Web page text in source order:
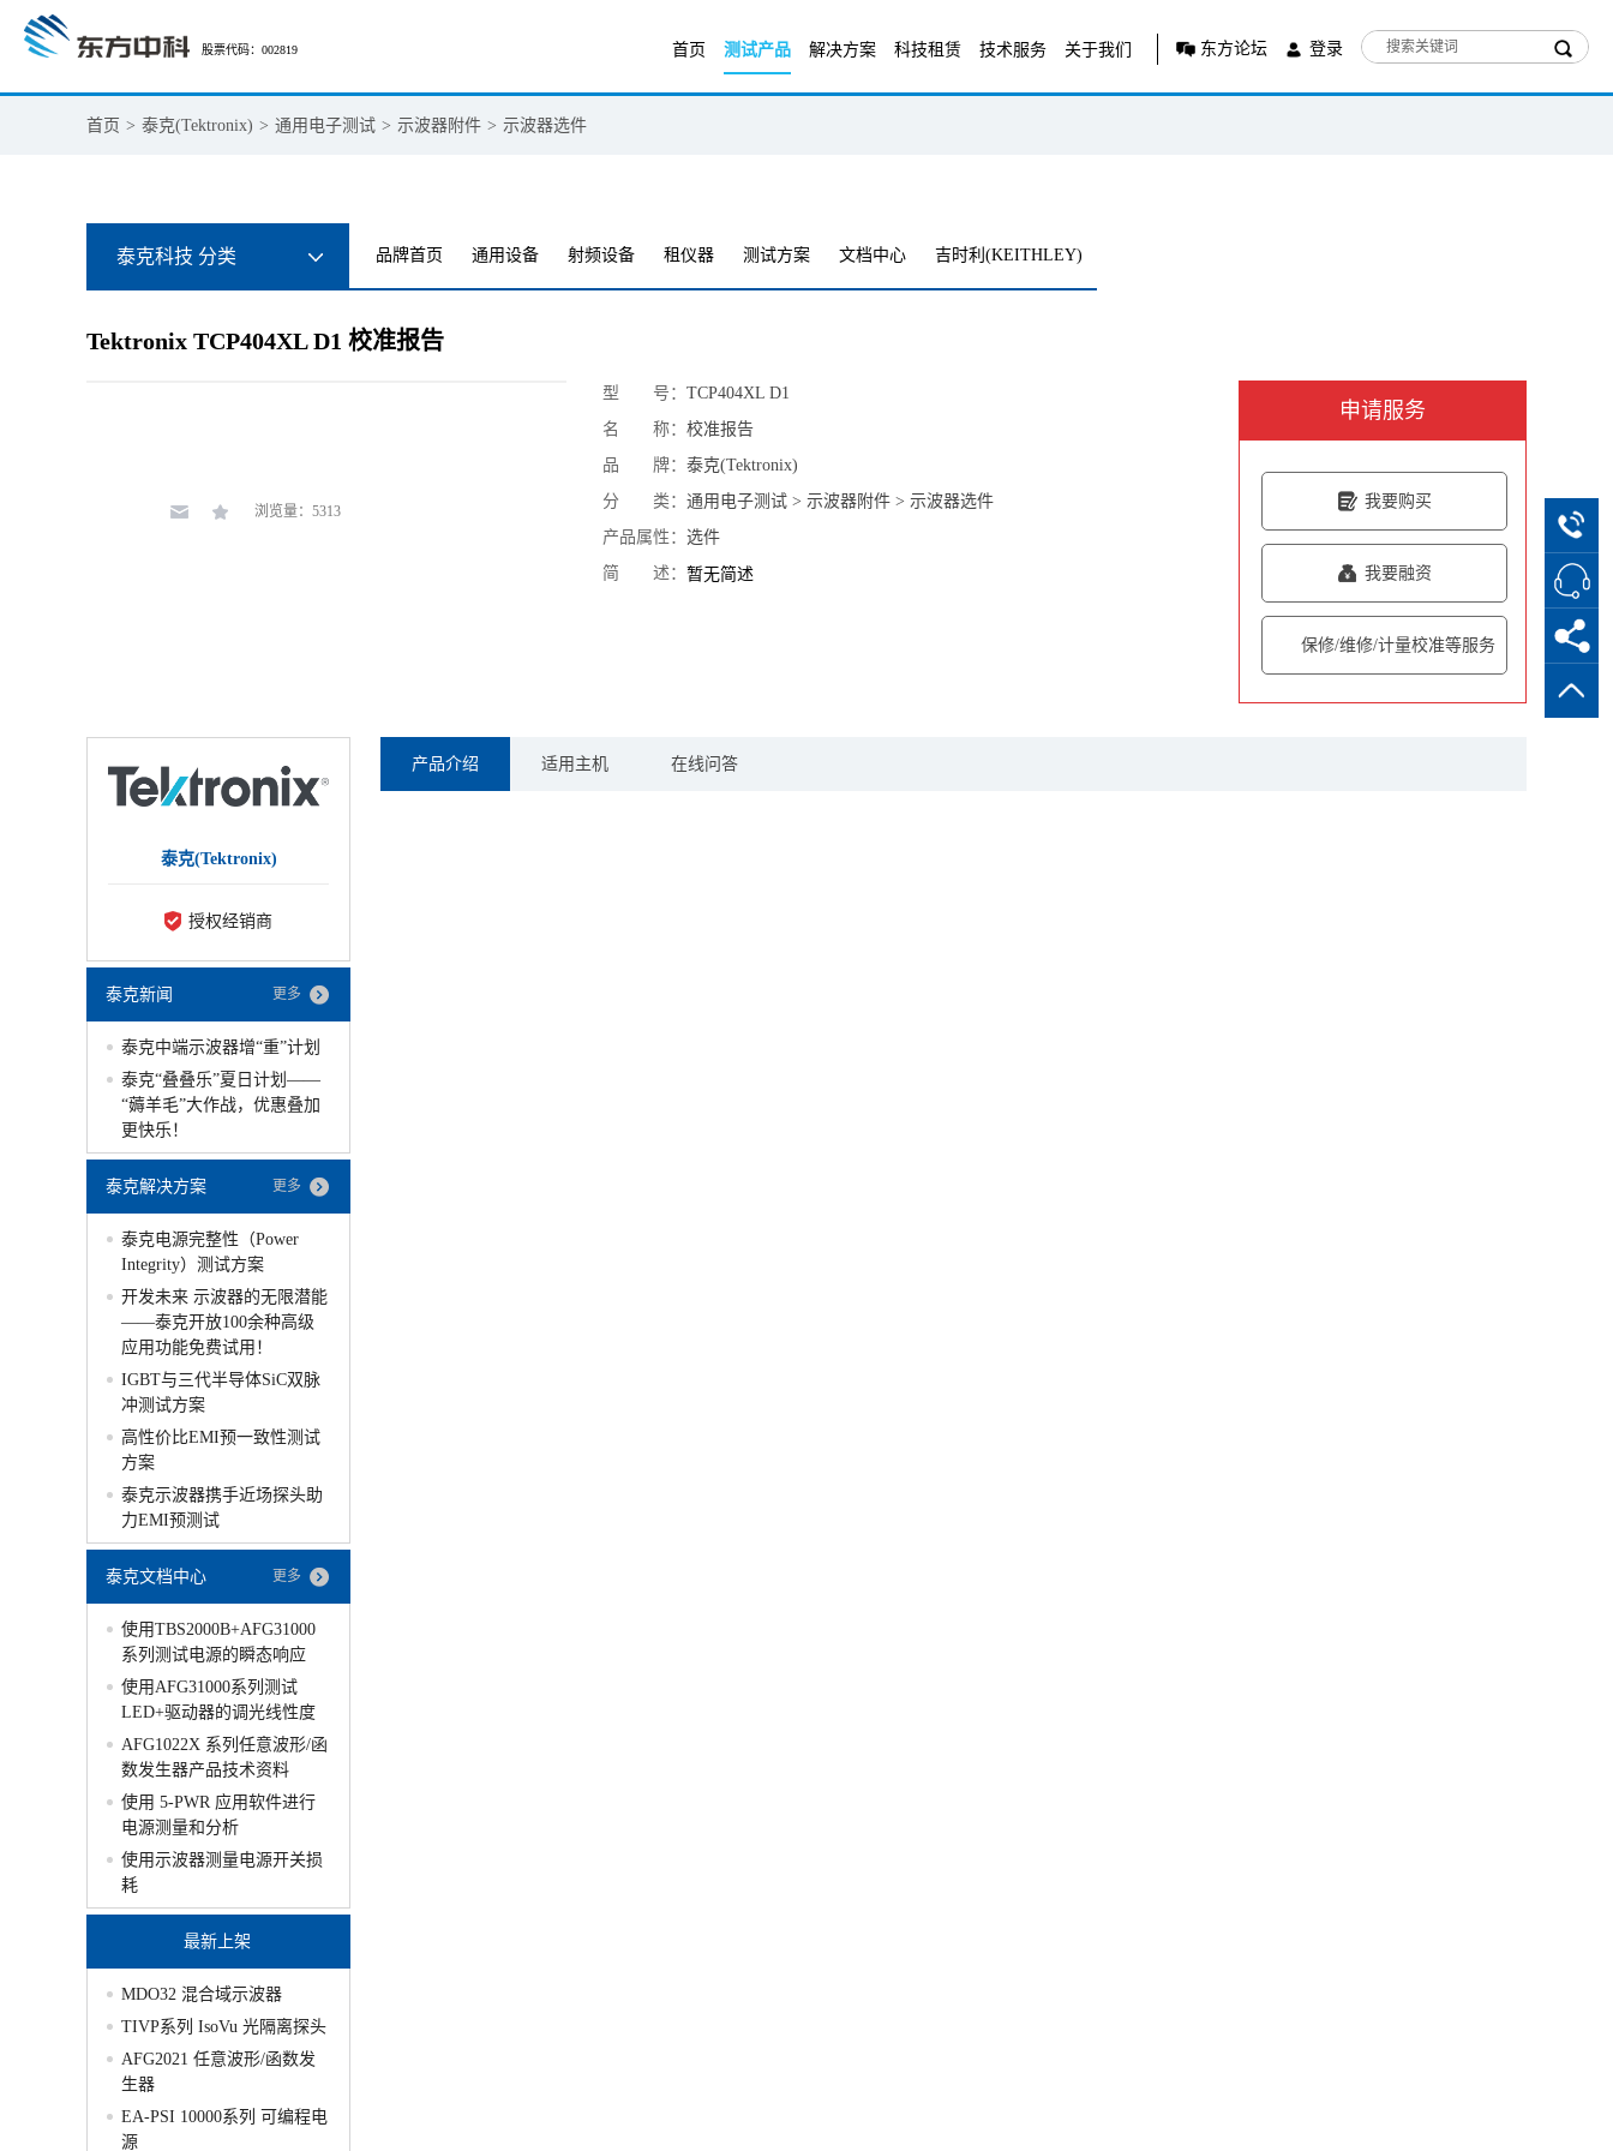
股票代码：002819 首页 测试产品 解决方案 科技租赁 技术服务 关于我们 东方论坛 登录
首页 > 泰克(Tektronix) > 通用电子测试 > 示波器附件 > 示波器选件
泰克科技 分类 品牌首页 通用设备 射频设备 租仪器 测试方案 文档中心 吉时利(KEITHLEY)
Tektronix TCP404XL D1 校准报告
浏览量：5313
型 号： TCP404XL D1
名 称： 校准报告
品 牌： 泰克(Tektronix)
分 类： 通用电子测试 > 示波器附件 > 示波器选件
产品属性： 选件
简 述： 暂无简述
申请服务
我要购买
我要融资
保修/维修/计量校准等服务
产品介绍 适用主机 在线问答
泰克(Tektronix)
授权经销商
泰克新闻 更多
泰克中端示波器增“重”计划
泰克“叠叠乐”夏日计划——
“薅羊毛”大作战，优惠叠加
更快乐！
泰克解决方案 更多
泰克电源完整性（Power
Integrity）测试方案
开发未来 示波器的无限潜能
——泰克开放100余种高级
应用功能免费试用！
IGBT与三代半导体SiC双脉
冲测试方案
高性价比EMI预一致性测试
方案
泰克示波器携手近场探头助
力EMI预测试
泰克文档中心 更多
使用TBS2000B+AFG31000
系列测试电源的瞬态响应
使用AFG31000系列测试
LED+驱动器的调光线性度
AFG1022X 系列任意波形/函
数发生器产品技术资料
使用 5-PWR 应用软件进行
电源测量和分析
使用示波器测量电源开关损
耗
最新上架
MDO32 混合域示波器
TIVP系列 IsoVu 光隔离探头
AFG2021 任意波形/函数发
生器
EA-PSI 10000系列 可编程电
源